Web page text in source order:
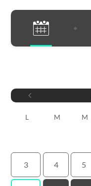
L M M
3 4 5